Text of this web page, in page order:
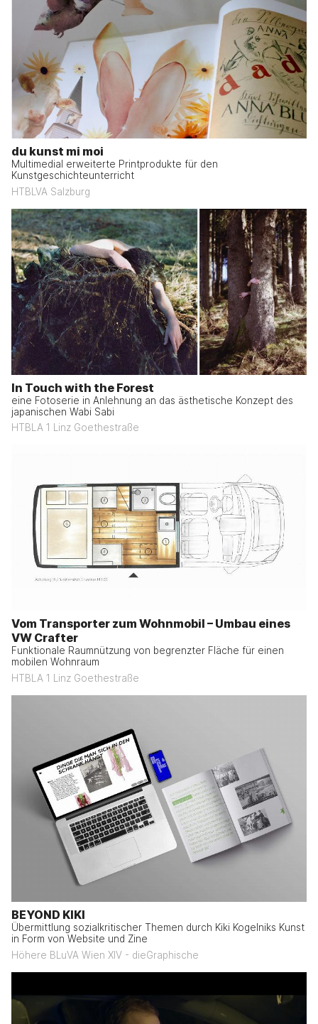
du kunst mi moi
Multimedial erweiterte Printprodukte für den
Kunstgeschichteunterricht
HTBLVA Salzburg
In Touch with the Forest
eine Fotoserie in Anlehnung an das ästhetische Konzept des
japanischen Wabi Sabi
HTBLA 1 Linz Goethestraße
Vom Transporter zum Wohnmobil – Umbau eines
VW Crafter
Funktionale Raumnützung von begrenzter Fläche für einen
mobilen Wohnraum
HTBLA 1 Linz Goethestraße
BEYOND KIKI
Übermittlung sozialkritischer Themen durch Kiki Kogelniks Kunst
in Form von Website und Zine
Höhere BLuVA Wien XIV - dieGraphische